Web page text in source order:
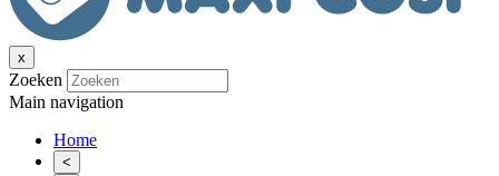
x
Zoeken
Main navigation
Home
<